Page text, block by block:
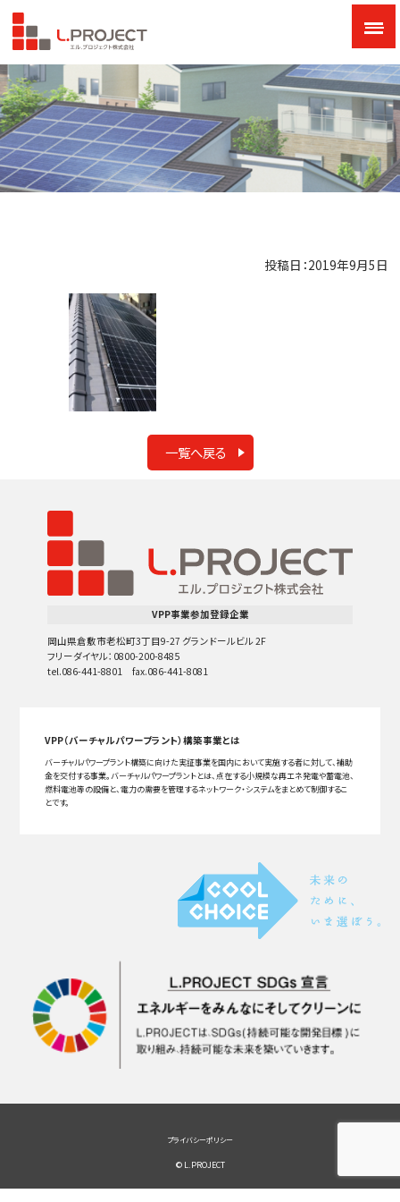
投稿日：2019年9月5日
一覧へ戻る
VPP事業参加登録企業
岡山県倉敷市老松町3丁目9-27 グランドールビル 2F
フリーダイヤル：0800-200-8485
tel.086-441-8801 fax.086-441-8081
VPP（バーチャルパワープラント）構築事業とは
バーチャルパワープラント構築に向けた実証事業を国内において実施する者に対して、補助
金を交付する事業。バーチャルパワープラントとは、点在する小規模な再エネ発電や蓄電池、
燃料電池等の設備と、電力の需要を管理するネットワーク・システムをまとめて制御するこ
とです。
プライバシーポリシー
© L.PROJECT